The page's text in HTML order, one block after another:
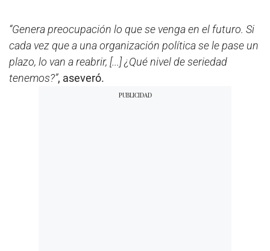
“Genera preocupación lo que se venga en el futuro. Si
cada vez que a una organización política se le pase un
plazo, lo van a reabrir, [...] ¿Qué nivel de seriedad
tenemos?”, aseveró.